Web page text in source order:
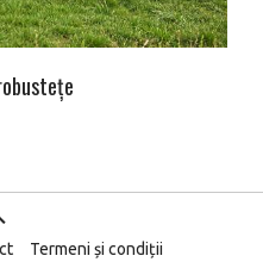
Termeni și condiții